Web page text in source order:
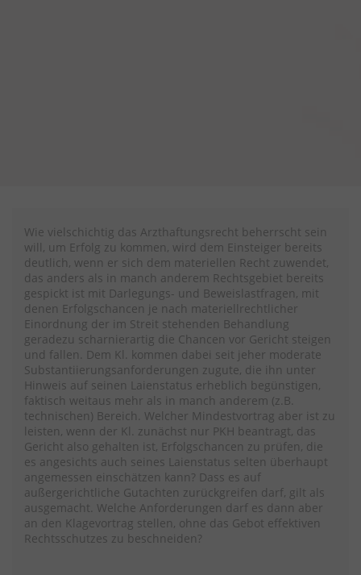
Wie vielschichtig das Arzthaftungsrecht beherrscht sein
will, um Erfolg zu kommen, wird dem Einsteiger bereits
deutlich, wenn er sich dem materiellen Recht zuwendet,
das anders als in manch anderem Rechtsgebiet bereits
gespickt ist mit Darlegungs- und Beweislastfragen, mit
denen Erfolgschancen je nach materiellrechtlicher
Einordnung der im Streit stehenden Behandlung
geradezu scharnierartig die Chancen vor Gericht steigen
und fallen. Dem Kl. kommen dabei seit jeher moderate
Substantiierungsanforderungen zugute, die ihn unter
Hinweis auf seinen Laienstatus erheblich begünstigen,
faktisch weitaus mehr als in manch anderem (z.B.
technischen) Bereich. Welcher Mindestvortrag aber ist zu
leisten, wenn der Kl. zunächst nur PKH beantragt, das
Gericht also gehalten ist, Erfolgschancen zu prüfen, die
es angesichts auch seines Laienstatus selten überhaupt
angemessen einschätzen kann? Dass es auf
außergerichtliche Gutachten zurückgreifen darf, gilt als
ausgemacht. Welche Anforderungen darf es dann aber
an den Klagevortrag stellen, ohne das Gebot effektiven
Rechtsschutzes zu beschneiden?